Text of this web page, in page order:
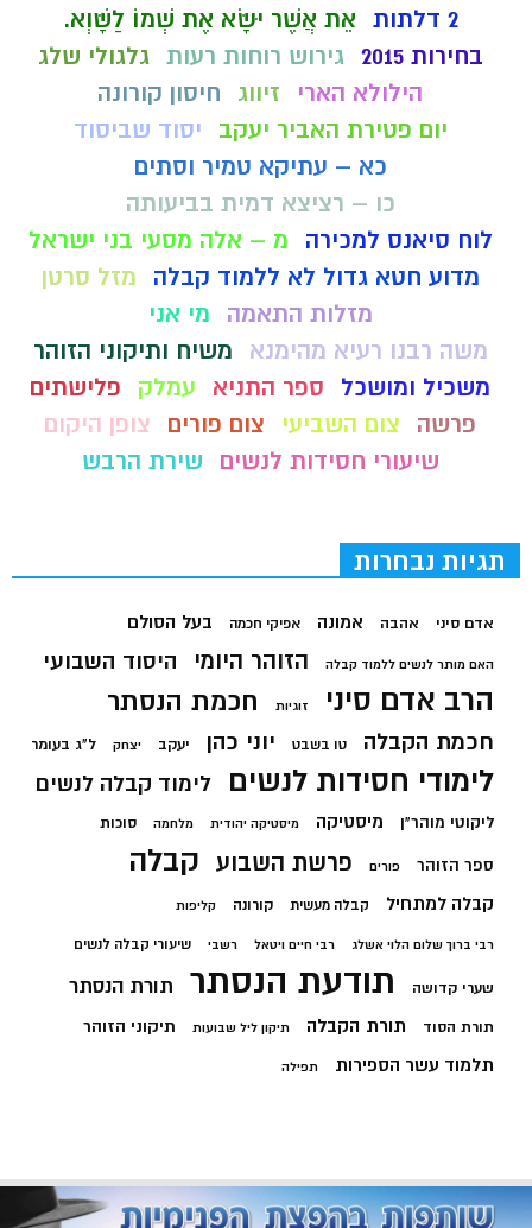
2 דלתות
אֵת אֲשֶׁר יִשָּׂא אֶת שְׁמוֹ לַשָּׁוְא.
בחירות 2015
גירוש רוחות רעות גלגולי שלג
הילולא הארי
זיווג
חיסון קורונה
יום פטירת האביר יעקב
יסוד שביסוד
כא – עתיקא טמיר וסתים
כו – רציצא דמית בביעותה
לוח סיאנס למכירה
מ – אלה מסעי בני ישראל
מדוע חטא גדול לא ללמוד קבלה
מזל סרטן
מזלות התאמה
מי אני
משה רבנו רעיא מהימנא
משיח ותיקוני הזוהר
משכיל ומושכל
ספר התניא עמלק
פלישתים
פרשה
צום השביעי צום פורים
צופן היקום
שיעורי חסידות לנשים
שירת הרבש
תגיות נבחרות
אדם סיני אהבה אמונה אפיקי חכמה בעל הסולם
האם מותר לנשים ללמוד קבלה הזוהר היומי היסוד השבועי
הרב אדם סיני זוגיות חכמת הנסתר
חכמת הקבלה טו בשבט יוני כהן יעקב יצחק ל"ג בעומר
לימודי חסידות לנשים לימוד קבלה לנשים
ליקוטי מוהר"ן מיסטיקה מיסטיקה יהודית מלחמה סוכות
ספר הזוהר פורים פרשת השבוע קבלה
קבלה למתחיל קבלה מעשית קורונה קליפות
רבי ברוך שלום הלוי אשלג רבי חיים ויטאל רשבי שיעורי קבלה לנשים
שערי קדושה תודעת הנסתר תורת הנסתר
תורת הסוד תורת הקבלה תיקון ליל שבועות תיקוני הזוהר
תלמוד עשר הספירות תפילה